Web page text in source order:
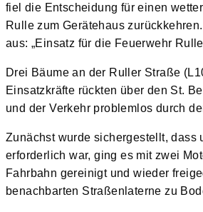
fiel die Entscheidung für einen
Rulle zum Gerätehaus
aus: „Einsatz für die Feuerwehr
Drei Bäume an der Ruller Straße
Einsatzkräfte rückten über den St.
und der Verkehr problemlos durch
Zunächst wurde sichergestellt, dass
erforderlich war, ging es mit zwei
Fahrbahn gereinigt und wieder
benachbarten Straßenlaterne zu